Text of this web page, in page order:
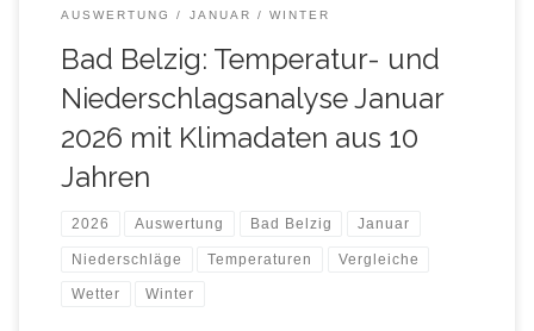
AUSWERTUNG JANUAR WINTER
Bad Belzig: Temperatur- und
Niederschlagsanalyse Januar
2026 mit Klimadaten aus 10
Jahren
2026 Auswertung Bad Belzig Januar
Niederschläge Temperaturen Vergleiche
Wetter Winter